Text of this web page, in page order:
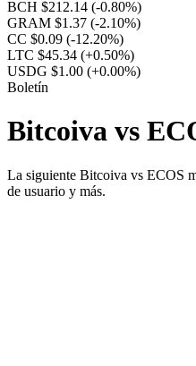
BCH $212.14 (-0.80%)
GRAM $1.37 (-2.10%)
CC $0.09 (-12.20%)
LTC $45.34 (+0.50%)
USDG $1.00 (+0.00%)
Boletín
Bitcoiva vs
La siguiente Bitcoiva vs ECOS
de usuario y más.